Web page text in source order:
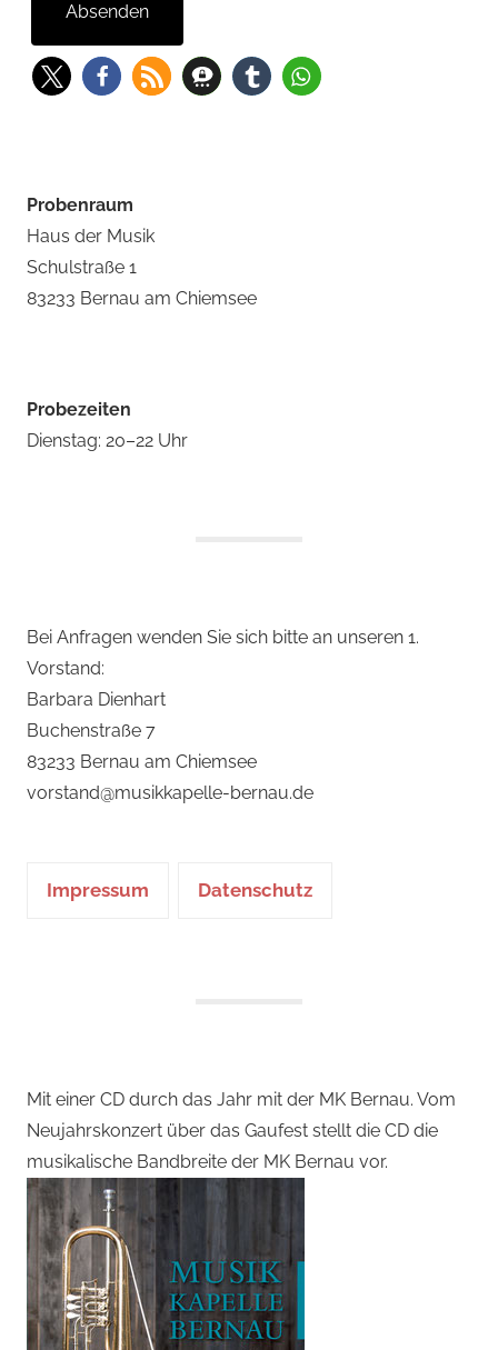
Absenden
Probenraum
Haus der Musik
Schulstraße 1
83233 Bernau am Chiemsee
Probezeiten
Dienstag: 20–22 Uhr
Bei Anfragen wenden Sie sich bitte an unseren 1.
Vorstand:
Barbara Dienhart
Buchenstraße 7
83233 Bernau am Chiemsee
vorstand@musikkapelle-bernau.de
Impressum Datenschutz
Mit einer CD durch das Jahr mit der MK Bernau. Vom
Neujahrskonzert über das Gaufest stellt die CD die
musikalische Bandbreite der MK Bernau vor.